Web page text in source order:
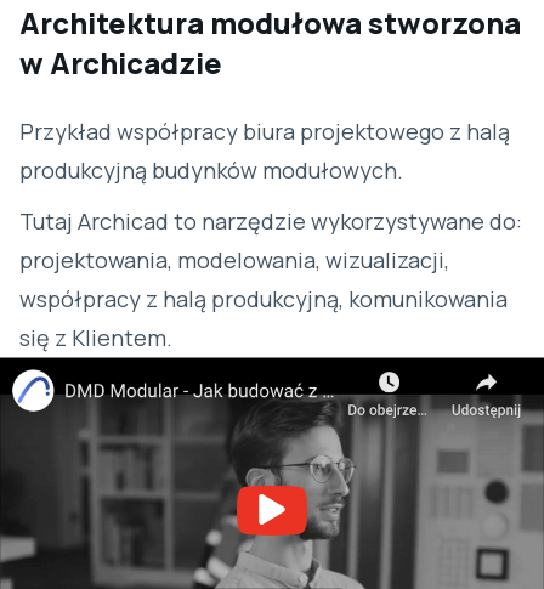
Architektura modułowa stworzona
w Archicadzie
Przykład współpracy biura projektowego z halą
produkcyjną budynków modułowych.
Tutaj Archicad to narzędzie wykorzystywane do:
projektowania, modelowania, wizualizacji,
współpracy z halą produkcyjną, komunikowania
się z Klientem.